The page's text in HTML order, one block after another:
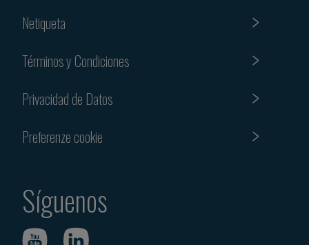
Netiqueta
Términos y Condiciones
Privacidad de Datos
Preferenze cookie
Síguenos